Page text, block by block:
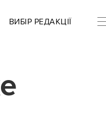
ВИБІР РЕДАКЦІЇ